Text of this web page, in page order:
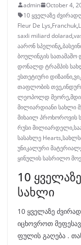
admin October 4,
10 ყველაზე
Fleur De Lys,Franchuk,
saxli miliard dolarad,
აარონ სპელინგ,
ბოულინგის სათამაშო
დონალდ ტრამპის
ესთეტიური დიზაინი,
თაფლობის თვე,
ლეოპოლდ მეორე,
მილიარდიანი სახლი
მიხაილ პროხოროვის
რუსი მილიარდელი,
სასახლე Hearts,
უნიკალური
ყინულის სასრილო
10
სახლი
10 ყველაზე
იცხოვროთ
ფულის გაღება .